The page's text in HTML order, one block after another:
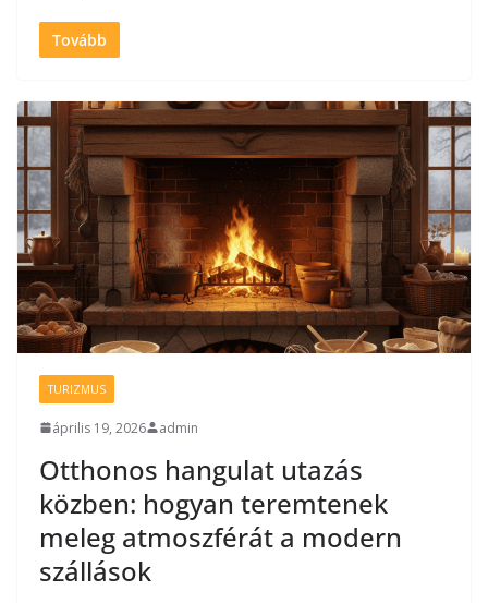
Tovább
TURIZMUS
április 19, 2026 admin
Otthonos hangulat utazás
közben: hogyan teremtenek
meleg atmoszférát a modern
szállások